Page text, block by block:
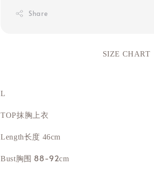
Share
SIZE CHART
L
TOP抹胸上衣
Length长度 46cm
Bust胸围 88-92cm